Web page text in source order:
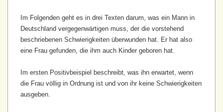
Im Folgenden geht es in drei Texten darum, was ein Mann in
Deutschland vergegenwärtigen muss, der die vorstehend
beschriebenen Schwierigkeiten überwunden hat. Er hat also
eine Frau gefunden, die ihm auch Kinder geboren hat.
Im ersten Positiv­beispiel beschreibt, was ihn erwartet, wenn
die Frau völlig in Ordnung ist und von ihr keine Schwierigkeiten
ausgeben.